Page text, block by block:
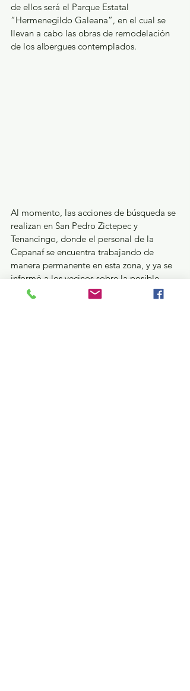
de ellos será el Parque Estatal
“Hermenegildo Galeana”, en el cual se
llevan a cabo las obras de remodelación
de los albergues contemplados.
Al momento, las acciones de búsqueda se
realizan en San Pedro Zictepec y
Tenancingo, donde el personal de la
Cepanaf se encuentra trabajando de
manera permanente en esta zona, y ya se
informó a los vecinos sobre la posible
presencia del cánido, por lo que se insiste